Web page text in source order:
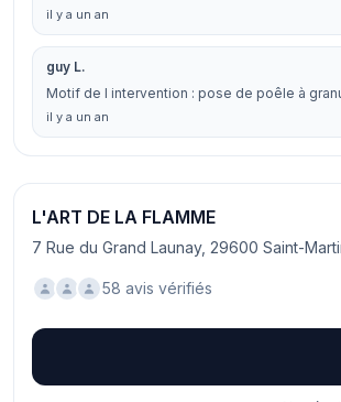
il y a un an
guy L.
Motif de l intervention : pose de poêle à
il y a un an
L'ART DE LA FLAMME
7 Rue du Grand Launay, 29600 Saint-
58 avis vérifiés